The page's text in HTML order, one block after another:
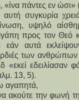
πάντες εν ώσι»
συγκυρία
υψηλό
προς τον Θεό
εάν αυτά
των ανθρώπων
«εκεί εδειλίασαν
13, 5).
αγαπητά,
ακούτε την φωνή